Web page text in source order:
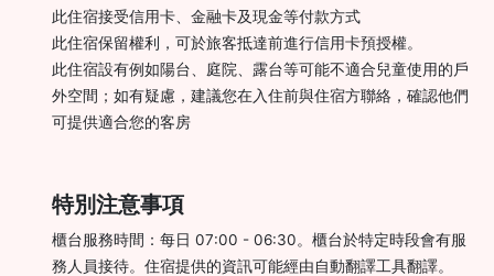
此住宿接受信用卡、金融卡及現金等付款方式
此住宿保留權利，可於旅客抵達前進行信用卡預授權。
此住宿設有例如陽台、庭院、露台等可能不適合兒童使用的戶
外空間；如有疑慮，建議您在入住前與住宿方聯絡，確認他們
可提供適合您的客房
特別注意事項
櫃台服務時間：每日 07:00 - 06:30。櫃台於特定時段會有服
務人員接待。住宿提供的資訊可能經由自動翻譯工具翻譯。